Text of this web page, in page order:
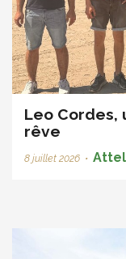
Leo Cordes,
rêve
8 juillet 2026 •